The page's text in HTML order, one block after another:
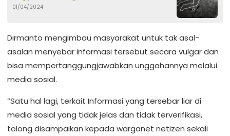
Kencan dengan Pelaku
01/04/2024
Dirmanto mengimbau masyarakat untuk tak asal-
asalan menyebar informasi tersebut secara vulgar dan
bisa mempertanggungjawabkan unggahannya melalui
media sosial.
“Satu hal lagi, terkait Informasi yang tersebar liar di
media sosial yang tidak jelas dan tidak terverifikasi,
tolong disampaikan kepada warganet netizen sekali